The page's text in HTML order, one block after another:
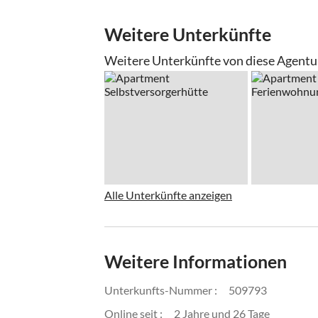
Weitere Unterkünfte
Weitere Unterkünfte von diese
Alle Unterkünfte anzeigen
Weitere Informationen
Unterkunfts-Nummer :
509793
Online seit :
2 Jahre und 26 Tage